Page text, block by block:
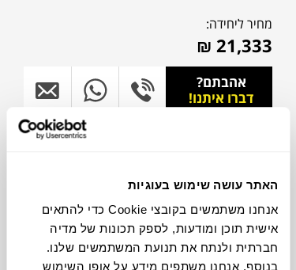
האתר עושה שימוש בעוגיות
אנחנו משתמשים בקובצי Cookie כדי להתאים
אישית תוכן ומודעות, לספק תכונות של מדיה
חברתית ולנתח את תנועת המשתמשים שלנו.
בנוסף, אנחנו משתפים מידע על אופן השימוש
מחיר ליחידה:
₪ 21,333
אהבתם?
דברו איתנו!